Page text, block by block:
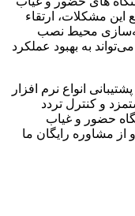
این مشکلات، ارتقاء
محیط نصب
به بهبود عملکرد
تولید و پشتیبانی انواع نرم افزار
و کنترل تردد
حضور و غیاب
از مشاوره رایگان ما